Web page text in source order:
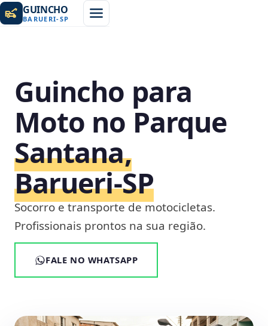
GUINCHO
BARUERI-SP
Guincho para
Moto no Parque
Santana,
Barueri‑SP
Socorro e transporte de motocicletas.
Profissionais prontos na sua região.
FALE NO WHATSAPP